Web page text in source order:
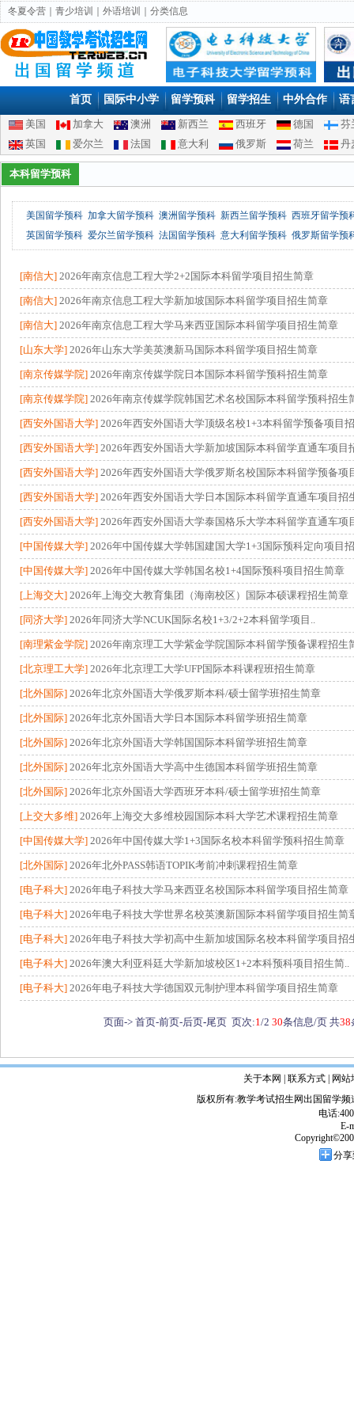
冬夏令营 青少培训 外语培训 分类信息
首页 国际中小学 留学预科 留学招生 中外合作 语
美国 加拿大 澳洲 新西兰 西班牙 德国
芬
英国
爱尔兰 法国 意大利 俄罗斯 荷兰 丹
本科留学预科
美国留学预科 加拿大留学预科 澳洲留学预科 新西兰留学预科 西班牙留学
英国留学预科 爱尔兰留学预科 法国留学预科 意大利留学预科 俄罗斯留学预
[南信大] 2026年南京信息工程大学2+2国际本科留学项目招生简章
[南信大] 2026年南京信息工程大学新加坡国际本科留学项目招生简章
[南信大] 2026年南京信息工程大学马来西亚国际本科留学项目招生简章
[山东大学] 2026年山东大学美英澳新马国际本科留学项目招生简章
[南京传媒学院] 2026年南京传媒学院日本国际本科留学预科招生简章
[南京传媒学院] 2026年南京传媒学院韩国艺术名校国际本科留学预科招生
[西安外国语大学] 2026年西安外国语大学顶级名校1+3本科留学预备项目
[西安外国语大学] 2026年西安外国语大学新加坡国际本科留学直通车项目
[西安外国语大学] 2026年西安外国语大学俄罗斯名校国际本科留学预备项
[西安外国语大学] 2026年西安外国语大学日本国际本科留学直通车项目招
[西安外国语大学] 2026年西安外国语大学泰国格乐大学本科留学直通车项
[中国传媒大学] 2026年中国传媒大学韩国建国大学1+3国际预科定向项目
[中国传媒大学] 2026年中国传媒大学韩国名校1+4国际预科项目招生简章
[上海交大] 2026年上海交大教育集团（海南校区）国际本硕课程招生简章
[同济大学] 2026年同济大学NCUK国际名校1+3/2+2本科留学项目..
[南理紫金学院] 2026年南京理工大学紫金学院国际本科留学预备课程招生
[北京理工大学] 2026年北京理工大学UFP国际本科课程班招生简章
[北外国际] 2026年北京外国语大学俄罗斯本科/硕士留学班招生简章
[北外国际] 2026年北京外国语大学日本国际本科留学班招生简章
[北外国际] 2026年北京外国语大学韩国国际本科留学班招生简章
[北外国际] 2026年北京外国语大学高中生德国本科留学班招生简章
[北外国际] 2026年北京外国语大学西班牙本科/硕士留学班招生简章
[上交大多维] 2026年上海交大多维校园国际本科大学艺术课程招生简章
[中国传媒大学] 2026年中国传媒大学1+3国际名校本科留学预科招生简章
[北外国际] 2026年北外PASS韩语TOPIK考前冲刺课程招生简章
[电子科大] 2026年电子科技大学马来西亚名校国际本科留学项目招生简章
[电子科大] 2026年电子科技大学世界名校英澳新国际本科留学项目招生简
[电子科大] 2026年电子科技大学初高中生新加坡国际名校本科留学项目招
[电子科大] 2026年澳大利亚科廷大学新加坡校区1+2本科预科项目招生简..
[电子科大] 2026年电子科技大学德国双元制护理本科留学项目招生简章
页面->首页-前页-后页-尾页 页次:1/2 30条信息/页 共38
关于本网 | 联系方式 | 网
版权所有:教学考试招生网出国留学
电话
E-
分